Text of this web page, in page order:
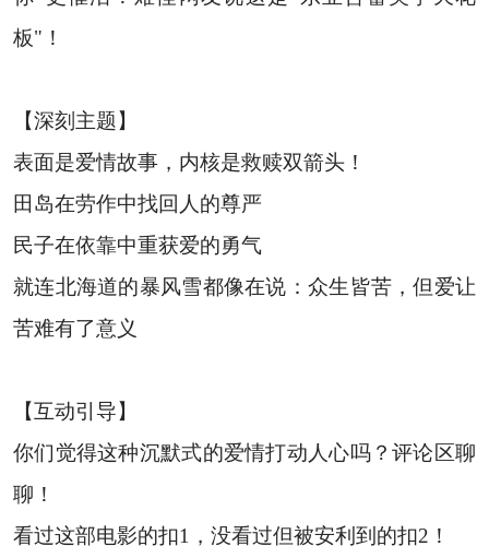
板"！
【深刻主题】
表面是爱情故事，内核是救赎双箭头！
田岛在劳作中找回人的尊严
民子在依靠中重获爱的勇气
就连北海道的暴风雪都像在说：众生皆苦，但爱让
苦难有了意义
【互动引导】
你们觉得这种沉默式的爱情打动人心吗？评论区聊
聊！
看过这部电影的扣1，没看过但被安利到的扣2！